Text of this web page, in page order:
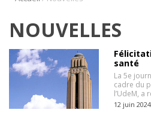
NOUVELLES
santé
La 5e
cadre du
l’UdeM, a
12 juin